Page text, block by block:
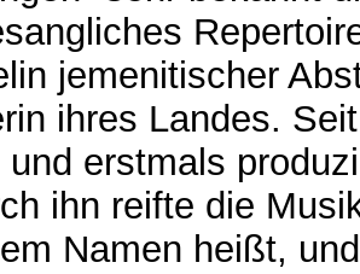
jemenitischer
ihres Landes.
erstmals
ihn reifte die
Namen heißt,